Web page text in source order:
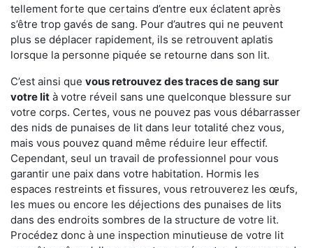
tellement forte que certains d’entre eux éclatent après
s’être trop gavés de sang. Pour d’autres qui ne peuvent
plus se déplacer rapidement, ils se retrouvent aplatis
lorsque la personne piquée se retourne dans son lit.
C’est ainsi que vous retrouvez des traces de sang sur
votre lit à votre réveil sans une quelconque blessure sur
votre corps. Certes, vous ne pouvez pas vous débarrasser
des nids de punaises de lit dans leur totalité chez vous,
mais vous pouvez quand même réduire leur effectif.
Cependant, seul un travail de professionnel pour vous
garantir une paix dans votre habitation. Hormis les
espaces restreints et fissures, vous retrouverez les œufs,
les mues ou encore les déjections des punaises de lits
dans des endroits sombres de la structure de votre lit.
Procédez donc à une inspection minutieuse de votre lit